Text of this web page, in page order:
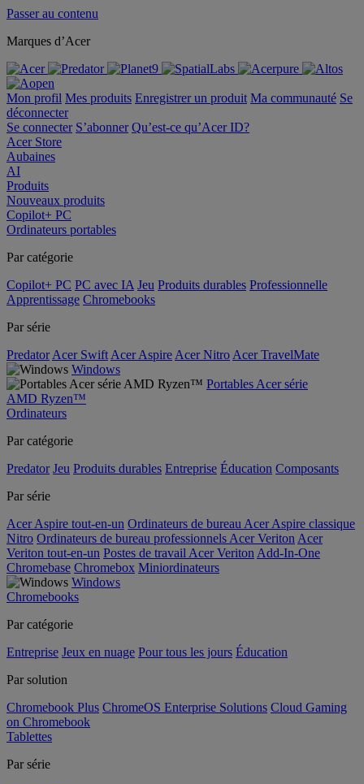
Passer au contenu
Marques d’Acer
Mon profil Mes produits Enregistrer un produit Ma communauté Se
déconnecter
Se connecter S’abonner Qu’est-ce qu’Acer ID?
Acer Store
Aubaines
AI
Produits
Nouveaux produits
Copilot+ PC
Ordinateurs portables
Par catégorie
Copilot+ PC PC avec IA Jeu Produits durables Professionnelle
Apprentissage Chromebooks
Par série
Predator Acer Swift Acer Aspire Acer Nitro Acer TravelMate
Windows
Portables Acer série
AMD Ryzen™
Ordinateurs
Par catégorie
Predator Jeu Produits durables Entreprise Éducation Composants
Par série
Acer Aspire tout-en-un Ordinateurs de bureau Acer Aspire classique
Nitro Ordinateurs de bureau professionnels Acer Veriton Acer
Veriton tout-en-un Postes de travail Acer Veriton Add-In-One
Chromebase Chromebox Miniordinateurs
Windows
Chromebooks
Par catégorie
Entreprise Jeux en nuage Pour tous les jours Éducation
Par solution
Chromebook Plus ChromeOS Enterprise Solutions Cloud Gaming
on Chromebook
Tablettes
Par série